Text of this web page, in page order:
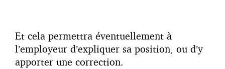
Et cela permettra éventuellement à
l’employeur d’expliquer sa position, ou d’y
apporter une correction.